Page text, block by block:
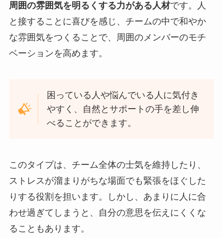
周囲の雰囲気を明るくする力がある人材です。人
と接することに喜びを感じ、チームの中で和やか
な雰囲気をつくることで、周囲のメンバーのモチ
ベーションを高めます。
困っている人や悩んでいる人に気付き
やすく、自然とサポートの手を差し伸
べることができます。
このタイプは、チーム全体の士気を維持したり、
ストレスが溜まりがちな場面でも緊張をほぐした
りする役割を担います。しかし、あまりに人に合
わせ過ぎてしまうと、自分の意思を伝えにくくな
ることもあります。